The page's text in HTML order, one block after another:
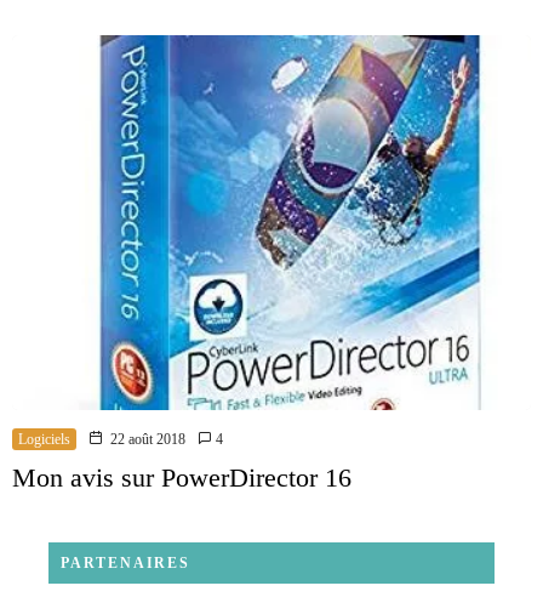
Logiciels 22 août 2018 4
Mon avis sur PowerDirector 16
PARTENAIRES